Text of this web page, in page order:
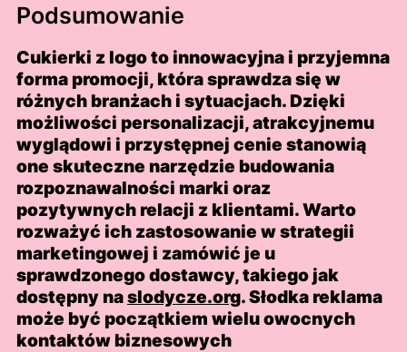
Podsumowanie
Cukierki z logo to innowacyjna i przyjemna
forma promocji, która sprawdza się w
różnych branżach i sytuacjach. Dzięki
możliwości personalizacji, atrakcyjnemu
wyglądowi i przystępnej cenie stanowią
one skuteczne narzędzie budowania
rozpoznawalności marki oraz
pozytywnych relacji z klientami. Warto
rozważyć ich zastosowanie w strategii
marketingowej i zamówić je u
sprawdzonego dostawcy, takiego jak
dostępny naslodycze.org. Słodka reklama
może być początkiem wielu owocnych
kontaktów biznesowych